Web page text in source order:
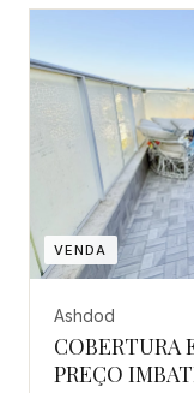
VENDA
Ashdod
COBERTURA
PREÇO